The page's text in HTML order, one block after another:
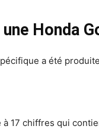
Honda
a été
17 chiffres qui